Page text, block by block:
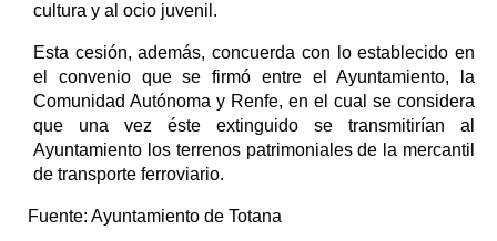
cultura y al ocio juvenil.
Esta cesión, además, concuerda con lo establecido en
el convenio que se firmó entre el Ayuntamiento, la
Comunidad Autónoma y Renfe, en el cual se considera
que una vez éste extinguido se transmitirían al
Ayuntamiento los terrenos patrimoniales de la mercantil
de transporte ferroviario.
Fuente: Ayuntamiento de Totana